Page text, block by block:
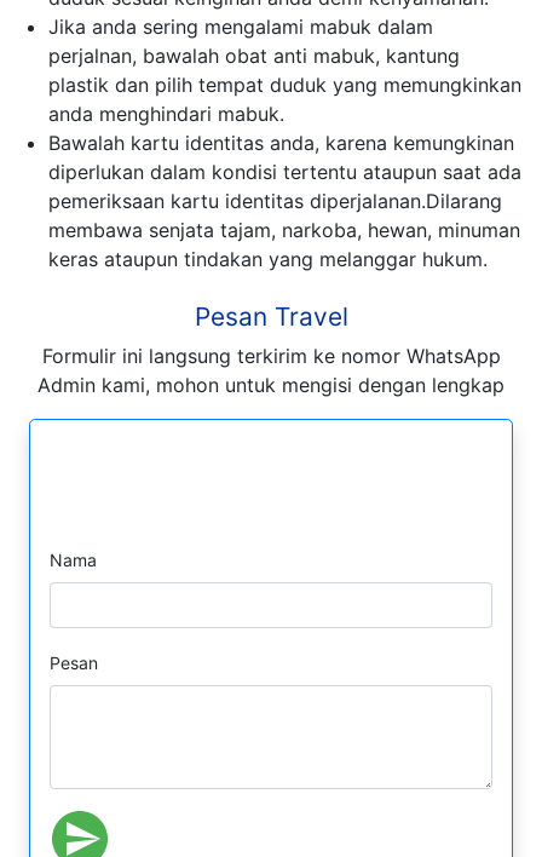
Jika anda sering mengalami mabuk dalam
perjalnan, bawalah obat anti mabuk, kantung
plastik dan pilih tempat duduk yang memungkinkan
anda menghindari mabuk.
Bawalah kartu identitas anda, karena kemungkinan
diperlukan dalam kondisi tertentu ataupun saat ada
pemeriksaan kartu identitas diperjalanan.Dilarang
membawa senjata tajam, narkoba, hewan, minuman
keras ataupun tindakan yang melanggar hukum.
Pesan Travel
Formulir ini langsung terkirim ke nomor WhatsApp
Admin kami, mohon untuk mengisi dengan lengkap
Nama
Pesan